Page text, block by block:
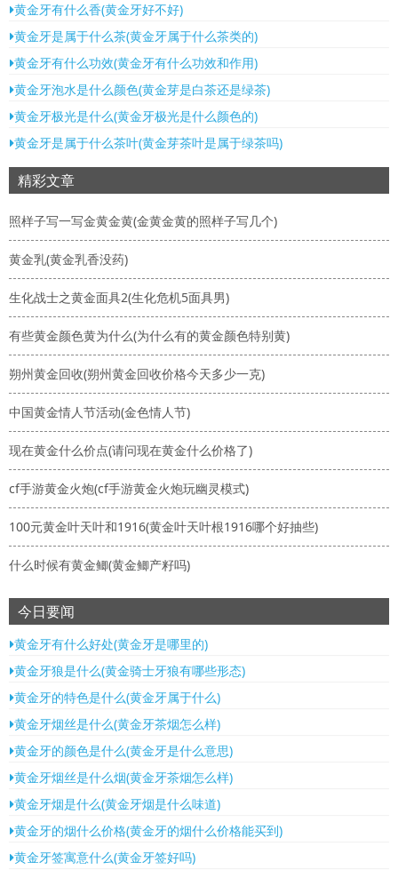
黄金牙有什么香(黄金牙好不好)
黄金牙是属于什么茶(黄金牙属于什么茶类的)
黄金牙有什么功效(黄金牙有什么功效和作用)
黄金牙泡水是什么颜色(黄金芽是白茶还是绿茶)
黄金牙极光是什么(黄金牙极光是什么颜色的)
黄金牙是属于什么茶叶(黄金芽茶叶是属于绿茶吗)
精彩文章
照样子写一写金黄金黄(金黄金黄的照样子写几个)
黄金乳(黄金乳香没药)
生化战士之黄金面具2(生化危机5面具男)
有些黄金颜色黄为什么(为什么有的黄金颜色特别黄)
朔州黄金回收(朔州黄金回收价格今天多少一克)
中国黄金情人节活动(金色情人节)
现在黄金什么价点(请问现在黄金什么价格了)
cf手游黄金火炮(cf手游黄金火炮玩幽灵模式)
100元黄金叶天叶和1916(黄金叶天叶根1916哪个好抽些)
什么时候有黄金鲫(黄金鲫产籽吗)
今日要闻
黄金牙有什么好处(黄金牙是哪里的)
黄金牙狼是什么(黄金骑士牙狼有哪些形态)
黄金牙的特色是什么(黄金牙属于什么)
黄金牙烟丝是什么(黄金牙茶烟怎么样)
黄金牙的颜色是什么(黄金牙是什么意思)
黄金牙烟丝是什么烟(黄金牙茶烟怎么样)
黄金牙烟是什么(黄金牙烟是什么味道)
黄金牙的烟什么价格(黄金牙的烟什么价格能买到)
黄金牙签寓意什么(黄金牙签好吗)